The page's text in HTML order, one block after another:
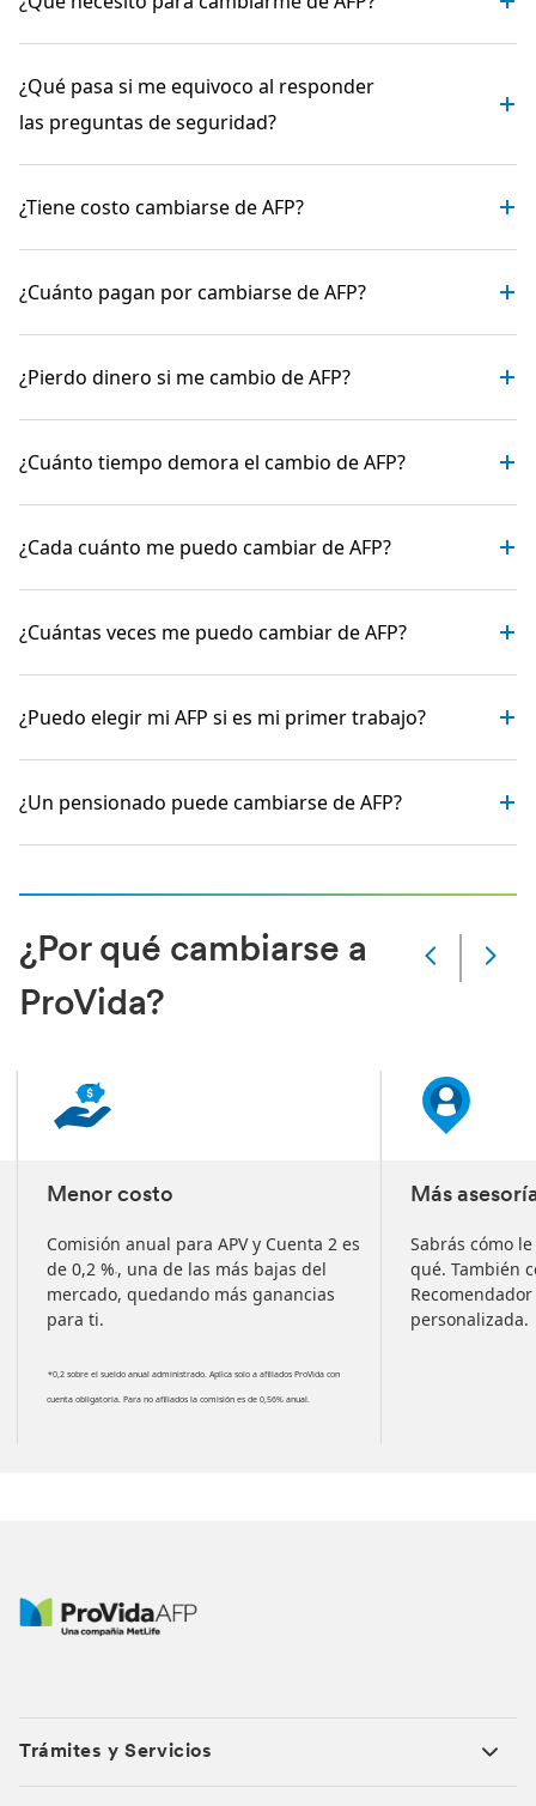
¿Qué pasa si me equivoco al responder
las preguntas de seguridad?
¿Tiene costo cambiarse de AFP?
¿Cuánto pagan por cambiarse de AFP?
¿Pierdo dinero si me cambio de AFP?
¿Cuánto tiempo demora el cambio de AFP?
¿Cada cuánto me puedo cambiar de AFP?
¿Cuántas veces me puedo cambiar de AFP?
¿Puedo elegir mi AFP si es mi primer trabajo?
¿Un pensionado puede cambiarse de AFP?
¿Por qué cambiarse a
ProVida?
Slide
Changed
of
3
slides
Menor costo
Comisión anual para APV y Cuenta 2 es
de 0,2 % * , una de las más bajas del
mercado, quedando más ganancias
para ti.
*0,2 sobre el sueldo anual administrado. Aplica solo a afiliados ProVida con
cuenta obligatoria. Para no afiliados la comisión es de 0,56% anual.
Más
Sabrás cómo
qué. También
personalizada.
Trámites y Servicios